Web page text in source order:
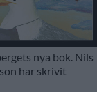
nya bok. Nils
har skrivit